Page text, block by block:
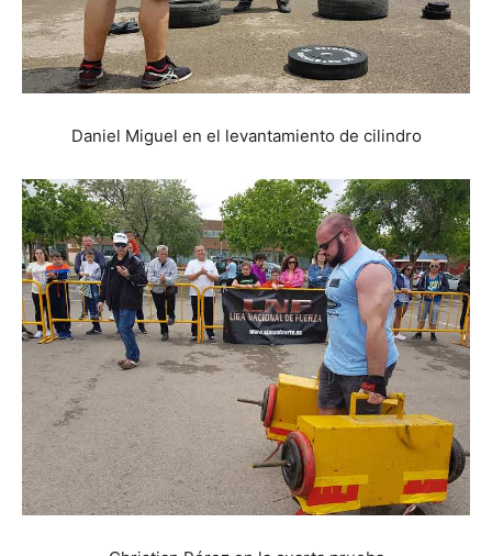
Daniel Miguel en el levantamiento de cilindro